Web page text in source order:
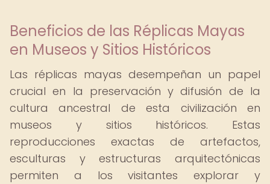
Beneficios de las Réplicas Mayas
en Museos y Sitios Históricos
Las réplicas mayas desempeñan un papel
crucial en la preservación y difusión de la
cultura ancestral de esta civilización en
museos y sitios históricos. Estas
reproducciones exactas de artefactos,
esculturas y estructuras arquitectónicas
permiten a los visitantes explorar y